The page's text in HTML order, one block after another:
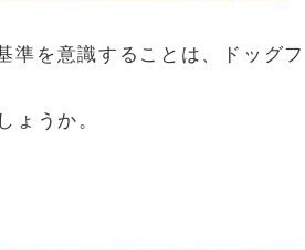
準を意識することは、ドッグフ
ょうか。